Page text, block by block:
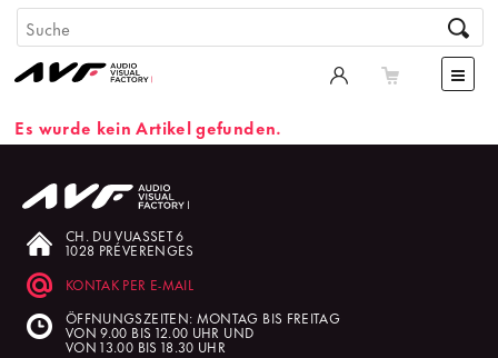
Es wurde kein Artikel gefunden.
CH. DU VUASSET 6
1028 PRÉVERENGES
KONTAK PER E-MAIL
ÖFFNUNGSZEITEN: MONTAG BIS FREITAG
VON 9.00 BIS 12.00 UHR UND
VON 13.00 BIS 18.30 UHR